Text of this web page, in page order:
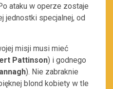
ataku w operze zostaje
jednostki specjalnej, od
misji musi mieć
Pattinson) i godnego
). Nie zabraknie
blond kobiety w tle